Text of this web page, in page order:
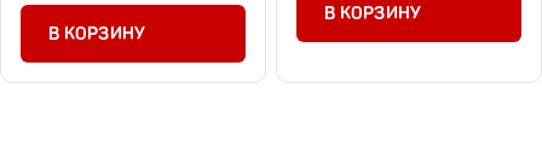
В КОРЗИНУ
В КОРЗИНУ